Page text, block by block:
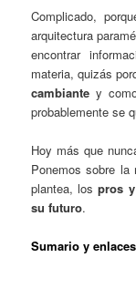
Complicado,
arquitectura
encontrar
materia, quizás
cambiante y
probablemente se
Hoy más que
Ponemos sobre la
plantea, lospros
su futuro.
Sumario y